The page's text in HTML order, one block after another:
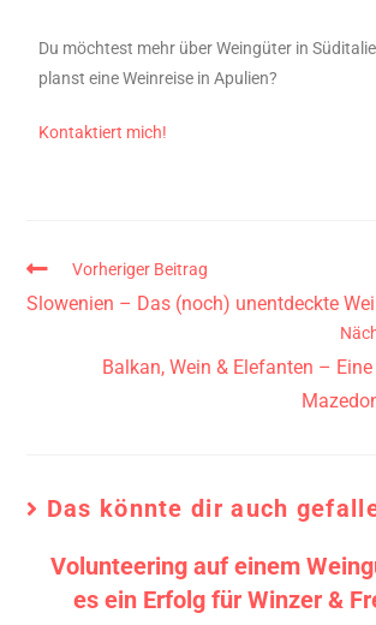
Du möchtest mehr über Weingüter in
planst eine Weinreise in Apulien?
Kontaktiert mich!
Vorheriger Beitrag
Slowenien – Das (noch) unentdeckte
Balkan, Wein & Elefanten –
Das könnte dir auch
Volunteering auf einem
es ein Erfolg für Winzer &